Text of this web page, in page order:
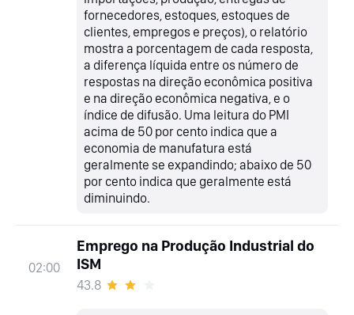
fornecedores, estoques, estoques de
clientes, empregos e preços), o relatório
mostra a porcentagem de cada resposta,
a diferença líquida entre os número de
respostas na direção econômica positiva
e na direção econômica negativa, e o
índice de difusão. Uma leitura do PMI
acima de 50 por cento indica que a
economia de manufatura está
geralmente se expandindo; abaixo de 50
por cento indica que geralmente está
diminuindo.
02:00
Emprego na Produção Industrial do
ISM
43.8